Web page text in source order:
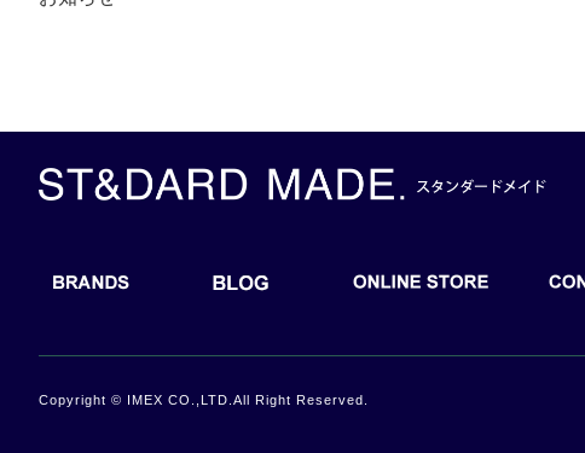
BRANDS ONLINE
Copyright © IMEX CO.,LTD.All Right Reserved.